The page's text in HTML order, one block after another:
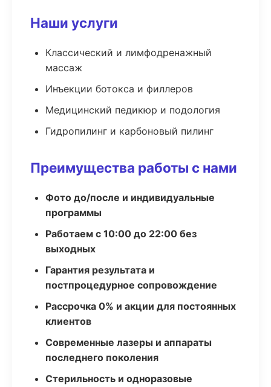
Наши услуги
Классический и лимфодренажный
массаж
Инъекции ботокса и филлеров
Медицинский педикюр и подология
Гидропилинг и карбоновый пилинг
Преимущества работы с нами
Фото до/после и индивидуальные
программы
Работаем с 10:00 до 22:00 без
выходных
Гарантия результата и
постпроцедурное сопровождение
Рассрочка 0% и акции для постоянных
клиентов
Современные лазеры и аппараты
последнего поколения
Стерильность и одноразовые